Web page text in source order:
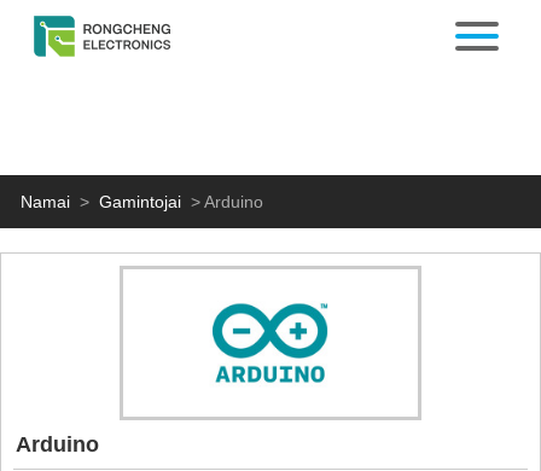
Namai > Gamintojai >Arduino
Arduino